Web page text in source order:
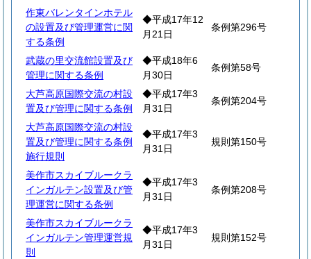
作東バレンタインホテル
の設置及び管理運営に関
する条例
◆平成17年12
月21日
条例第296号
武蔵の里交流館設置及び
管理に関する条例
◆平成18年6
月30日
条例第58号
大芦高原国際交流の村設
置及び管理に関する条例
◆平成17年3
月31日
条例第204号
大芦高原国際交流の村設
置及び管理に関する条例
施行規則
◆平成17年3
月31日
規則第150号
美作市スカイブルークラ
インガルテン設置及び管
理運営に関する条例
◆平成17年3
月31日
条例第208号
美作市スカイブルークラ
インガルテン管理運営規
則
◆平成17年3
月31日
規則第152号